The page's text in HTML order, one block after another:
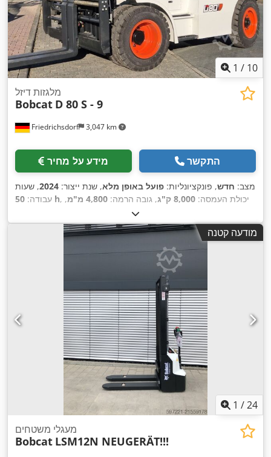
1 / 10
Friedrichsdorf 3,047 km
מלגזות דיזל
Bobcat D 80 S - 9
מידע על מחיר התקשר
מצב: חדש, פונקציונליות: פועל באופן מלא, שנת ייצור: 2024, שעות
עבודה: 50 h , יכולת העמסה: 8,000 ק"ג , גובה הרמה: 4,800 מ"מ
,
, סוג דלק:
גובה בנייה:2,780 מ"מ , כוח:59 קילוואט (80.22 כ"ס)
, רוחב
מסגרת המזלג:
2,240 מ"מ , אורך המזלג:2,400 מ"מ
, משקל עצמי:
Diesel
מודעה קטנה
1 /24
מעגלי משטחים
Bobcat LSM12N NEUGERÄT!!!